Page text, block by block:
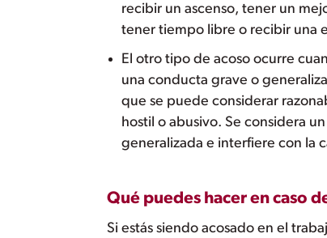
recibir un ascenso, tener un
tener tiempo libre o recibir una
El otro tipo de acoso ocurre
una conducta grave o
que se puede considerar
hostil o abusivo. Se considera un
generalizada e interfiere con la
Qué puedes hacer en caso
Si estás siendo acosado en el